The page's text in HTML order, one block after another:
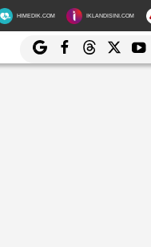
HIMEDIK.COM IKLANDISINI.COM